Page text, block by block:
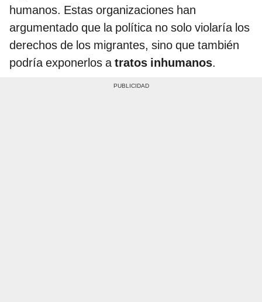
humanos. Estas organizaciones han
argumentado que la política no solo violaría los
derechos de los migrantes, sino que también
podría exponerlos a tratos inhumanos.